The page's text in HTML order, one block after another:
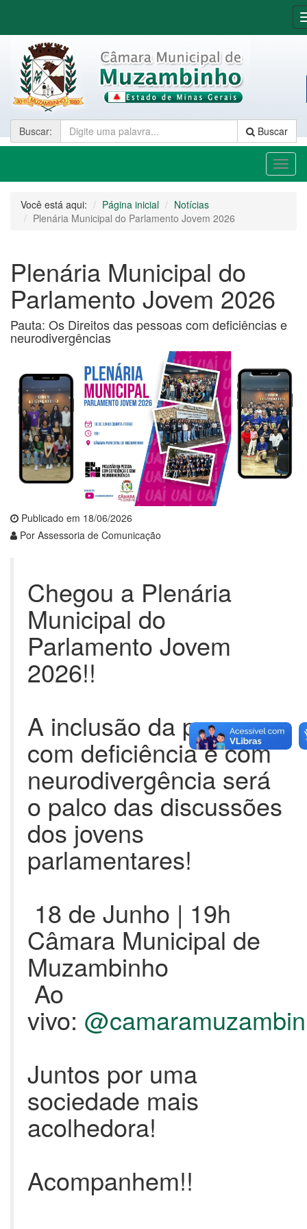
Buscar: Buscar
Você está aqui:
Página inicial
Notícias
Plenária Municipal do Parlamento Jovem 2026
Plenária Municipal do
Parlamento Jovem 2026
Pauta: Os Direitos das pessoas com deficiências e
neurodivergências
Publicado em 18/06/2026
Por Assessoria de Comunicação
Chegou a Plenária
Municipal do
Parlamento Jovem
2026!!
A inclusão da pessoa
com deficiência e com
neurodivergência será
o palco das discussões
dos jovens
parlamentares!
18 de Junho | 19h
Câmara Municipal de
Muzambinho
Ao
vivo:
Juntos por uma
sociedade mais
acolhedora!
Acompanhem!!